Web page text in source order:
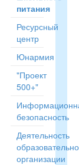
питания
Ресурсный
центр
Юнармия
"Проект
500+"
безопасность
Деятельность
организации